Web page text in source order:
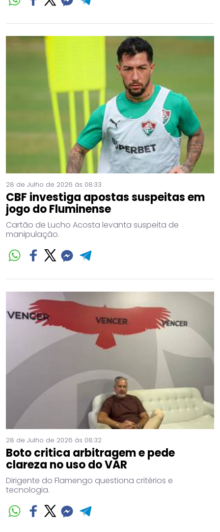
28 de Julho de 2026 às 08:33
CBF investiga apostas suspeitas em
jogo do Fluminense
Cartão de Lucho Acosta levanta suspeita de
manipulação.
28 de Julho de 2026 às 08:32
Boto critica arbitragem e pede
clareza no uso do VAR
Dirigente do Flamengo questiona critérios e
tecnologia.